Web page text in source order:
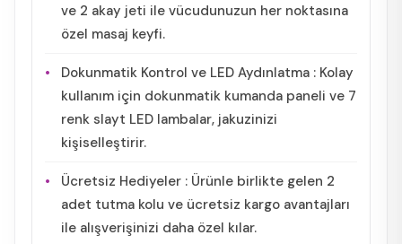
ve 2 akay jeti ile vücudunuzun her noktasına
özel masaj keyfi.
Dokunmatik Kontrol ve LED Aydınlatma : Kolay
kullanım için dokunmatik kumanda paneli ve 7
renk slayt LED lambalar, jakuzinizi
kişiselleştirir.
Ücretsiz Hediyeler : Ürünle birlikte gelen 2
adet tutma kolu ve ücretsiz kargo avantajları
ile alışverişinizi daha özel kılar.